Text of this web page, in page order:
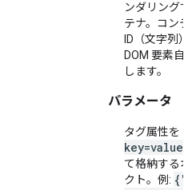
ンダリングす
テナ。コンテ
ID（文字列）
DOM 要素自
します。
パラメータ
タグ属性を
key=value
て格納するオ
クト。例: